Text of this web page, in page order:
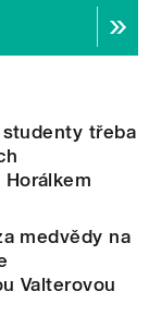
třeba
medvědy na
Valterovou